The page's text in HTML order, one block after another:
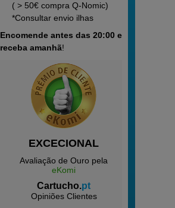
( > 50€ compra Q-Nomic)
*Consultarenvio ilhas
Encomende antes das 20:00 e
receba amanhã!
EXCECIONAL
Avaliação de Ouro pela
eKomi
Cartucho.pt
Opiniões Clientes